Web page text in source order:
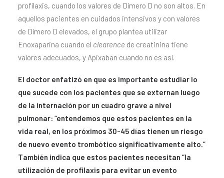
profilaxis, cuando los valores de Dímero D no son altos. En
aquellos pacientes en cuidados intensivos y con valores
de Dímero D elevados, el grupo plantea utilizar
Enoxaparina cuando el clearence de creatinina tiene
valores adecuados, y Apixaban cuando no es así.
El doctor enfatizó en que es importante estudiar lo
que sucede con los pacientes que se externan luego
de la internación por un cuadro grave a nivel
pulmonar: “entendemos que estos pacientes en la
vida real, en los próximos 30-45 días tienen un riesgo
de nuevo evento trombótico significativamente alto.”
También indica que estos pacientes necesitan “la
utilización de profilaxis para evitar un evento